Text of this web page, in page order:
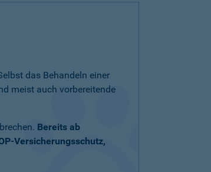
das Behandeln einer
meist auch vorbereitende
Bereits ab
Versicherungsschutz,